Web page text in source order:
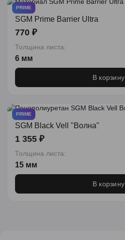
PRIME
SGM Prime Barrier Ultra
770 ₽
Толщина листа:
6 мм
В корзину
PRIME
SGM Black Vell "Волна"
1 355 ₽
Толщина листа:
15 мм
В корзину